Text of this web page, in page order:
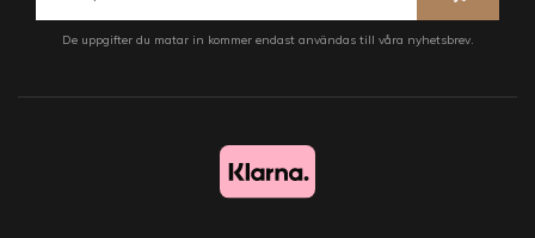
De uppgifter du matar in kommer endast användas till våra nyhetsbrev.